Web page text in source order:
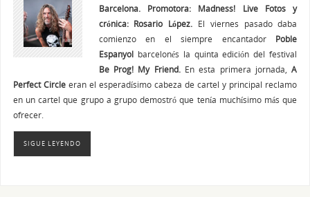
Barcelona. Promotora: Madness! Live Fotos y
crónica: Rosario López. El viernes pasado daba
comienzo en el siempre encantador Poble
Espanyolbarcelonés la quinta edición del festival
Be Prog! My Friend. En esta primera jornada,A
Perfect Circle eran el esperadísimo cabeza de cartel y principal reclamo
en un cartel que grupo a grupo demostró que tenía muchísimo más que
ofrecer.
SIGUE LEYENDO